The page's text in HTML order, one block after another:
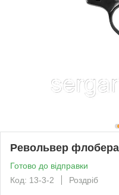
Револьвер
Готово до відправки
Код: 13-3-2
Роздріб